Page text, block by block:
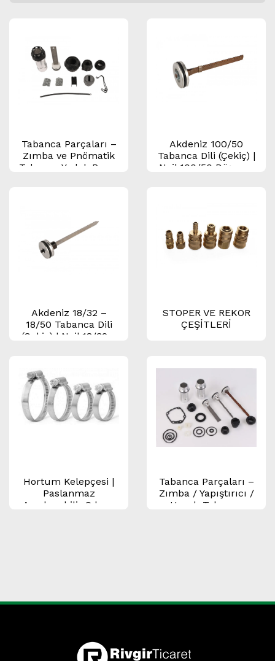
Tabanca Parçaları –
Zımba ve Pnömatik
Tabanca Yedek Parça
Akdeniz 100/50
Tabanca Dili (Çekiç) |
Nail 100/50 Döşeme
Akdeniz 18/32 –
18/50 Tabanca Dili
(Çekiç) | Nail 18/32 –
STOPER VE REKOR
ÇEŞİTLERİ
Hortum Kelepçesi |
Paslanmaz
Ayarlanabilir Sıkma
Tabanca Parçaları –
Zımba / Yapıştırıcı /
Havalı Tabanca